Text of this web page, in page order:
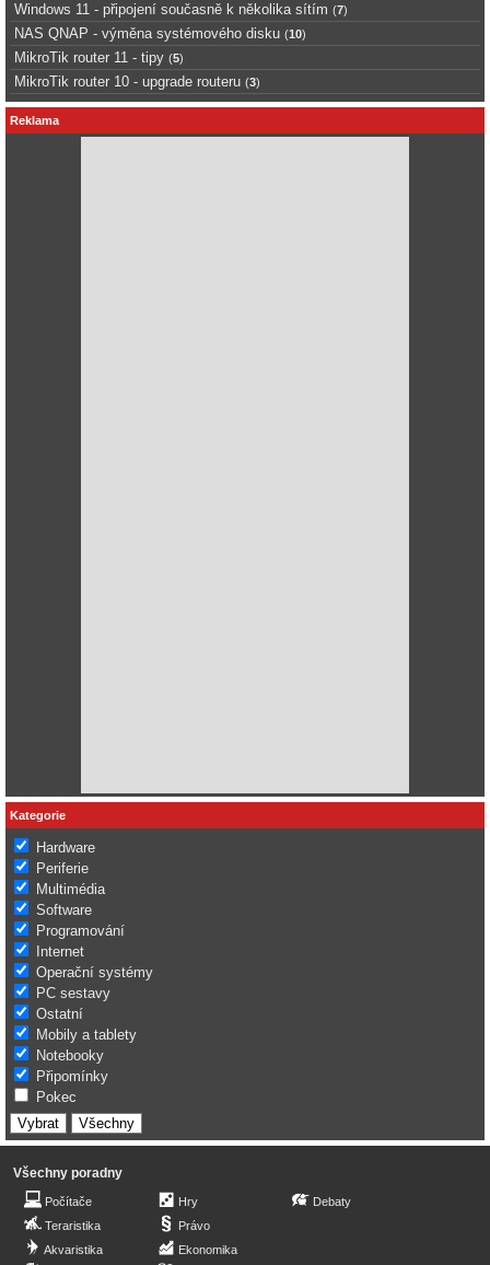
Windows 11 - připojení současně k několika sítím (7)
NAS QNAP - výměna systémového disku (10)
MikroTik router 11 - tipy (5)
MikroTik router 10 - upgrade routeru (3)
Reklama
Kategorie
Hardware
Periferie
Multimédia
Software
Programování
Internet
Operační systémy
PC sestavy
Ostatní
Mobily a tablety
Notebooky
Připomínky
Pokec
Všechny poradny
Počítače
Teraristika
Akvaristika
Hry
Právo
Ekonomika
Debaty